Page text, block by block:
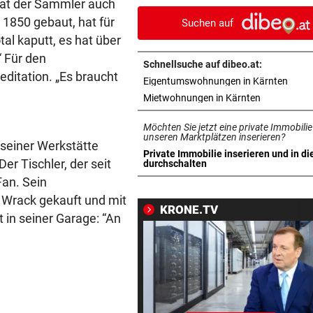
der Sammler auch
gebaut, hat für
kaputt, es hat über
den
„Es braucht
Werkstätte
Tischler, der seit
Sein
gekauft und mit
seiner Garage: “An
Flirt im Streit
INFANTINO-VERSPRECHEN? vor
Wirbel um WM-Finale 2030:
reagiert Spanien
FLUGHAFEN LEIPZIG
Das ist bisher über die
Sprengstoff-Drohne bekannt
JAHRELANG GEJAGT
„Nine Lives“ erlegt
EU IST ALARMIERT vor
Russische Kanäle haben
Krise verstärkt
ÜBERRASCHENDER DÄMPFER vor
Suchen auf
Schnellsuche auf dibeo.at:
Eigentumswohnungen in Kärnten
Mietwohnungen in Kärnten
Möchten Sie jetzt eine private
unseren Marktplätzen inserieren?
Private Immobilie inserieren und in
durchschalten
in neuem Tab öffnen
KRONE.TV